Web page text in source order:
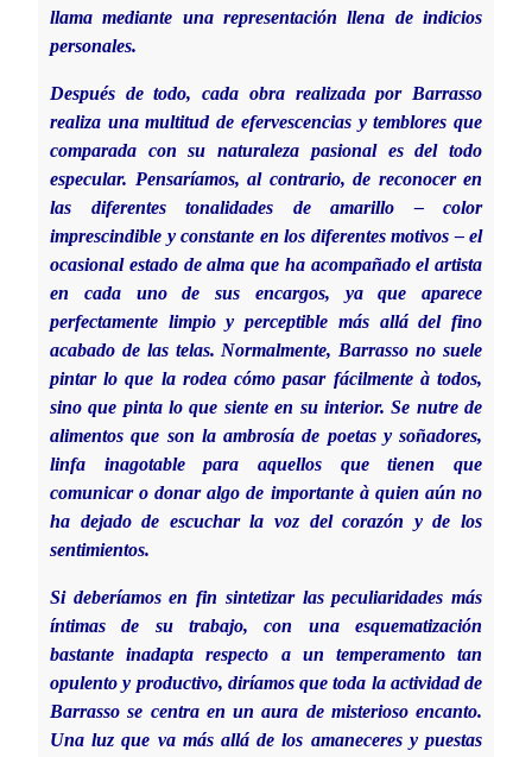
llama mediante una representación llena de indicios
personales.
Después de todo, cada obra realizada por Barrasso
realiza una multitud de efervescencias y temblores que
comparada con su naturaleza pasional es del todo
especular. Pensaríamos, al contrario, de reconocer en
las diferentes tonalidades de amarillo – color
imprescindible y constante en los diferentes motivos – el
ocasional estado de alma que ha acompañado el artista
en cada uno de sus encargos, ya que aparece
perfectamente limpio y perceptible más allá del fino
acabado de las telas. Normalmente, Barrasso no suele
pintar lo que la rodea cómo pasar fácilmente à todos,
sino que pinta lo que siente en su interior. Se nutre de
alimentos que son la ambrosía de poetas y soñadores,
linfa inagotable para aquellos que tienen que
comunicar o donar algo de importante à quien aún no
ha dejado de escuchar la voz del corazón y de los
sentimientos.
Si deberíamos en fin sintetizar las peculiaridades más
íntimas de su trabajo, con una esquematización
bastante inadapta respecto a un temperamento tan
opulento y productivo, diríamos que toda la actividad de
Barrasso se centra en un aura de misterioso encanto.
Una luz que va más allá de los amaneceres y puestas